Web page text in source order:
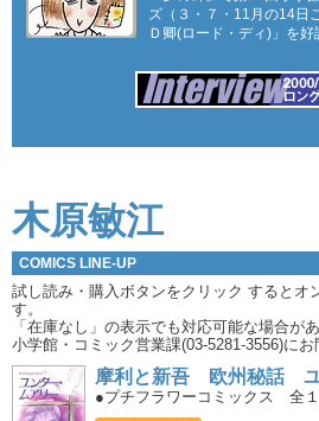
ズ（３・７・11月の14日
Ｄ卿(ロード・ディ)」を好
木原敏江
COMICS LINE-UP
試し読み・購入ボタンをクリック するとオ
す。
「在庫なし」の表示でも対応可能な場合が
小学館・コミック営業課(03-5281-3556)にお
摩利と新吾 欧州秘話 ユ
●プチフラワーコミックス 全